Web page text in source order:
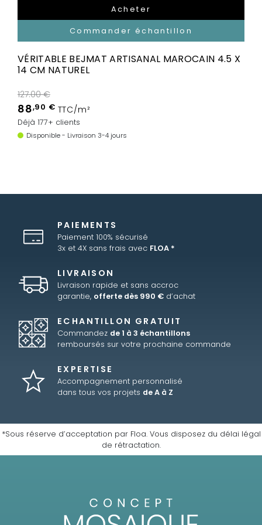
Acheter
Commander échantillon
VÉRITABLE BEJMAT ARTISANAL MAROCAIN 4.5 X
14 CM NATUREL
127.00 €
88,90 € TTC/m²
Déjà 177+ clients
Disponible - Livraison 3-4 jours
PAIEMENTS
Paiement 100% sécurisé
3x et 4X sans frais avec FLOA *
LIVRAISON
Livraison rapide et sans accroc
garantie, offerte dès 990 € d’achat
ECHANTILLON GRATUIT
Commandez de 1 à 3 échantillons
remboursés sur votre prochaine commande
EXPERTISE
Accompagnement personnalisé
dans tous vos projets de A à Z
*Sous réserve d’acceptation par Floa. Vous disposez du délai légal
de rétractation.